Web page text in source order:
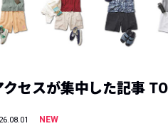
クセスが集中した記事
NEW